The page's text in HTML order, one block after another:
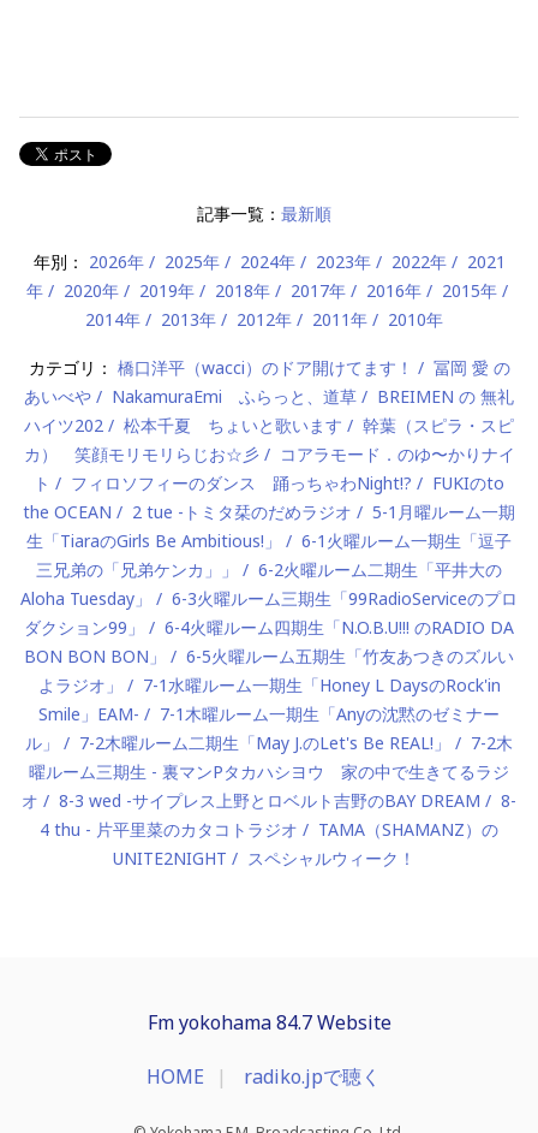
記事一覧： 最新順
年別： 2026年 2025年 2024年 2023年 2022年
2021
年
2020年 2019年 2018年 2017年 2016年
2015年
2014年
2013年 2012年 2011年 2010年
カテゴリ： 橋口洋平（wacci）のドア開けてます！
冨岡 愛 の
あいべや
NakamuraEmi ふらっと、道草
BREIMEN の 無礼
ハイツ202
松本千夏 ちょいと歌います
幹葉（スピラ・スピ
カ） 笑顔モリモリらじお☆彡
コアラモード．のゆ〜かりナイ
ト
フィロソフィーのダンス 踊っちゃわNight!?
FUKIのto
the OCEAN
2 tue -トミタ栞のだめラジオ
5-1月曜ルーム一期
生「TiaraのGirls Be Ambitious!」
6-1火曜ルーム一期生「逗子
三兄弟の「兄弟ケンカ」」
6-2火曜ルーム二期生「平井大の
Aloha Tuesday」
6-3火曜ルーム三期生「99RadioServiceのプロ
ダクション99」
6-4火曜ルーム四期生「N.O.B.U!!! のRADIO DA
BON BON BON」
6-5火曜ルーム五期生「竹友あつきのズルい
よラジオ」
7-1水曜ルーム一期生「Honey L DaysのRock'in
Smile」EAM-
7-1木曜ルーム一期生「Anyの沈黙のゼミナー
ル」
7-2木曜ルーム二期生「May J.のLet's Be REAL!」
7-2木
曜ルーム三期生 - 裏マンPタカハシヨウ 家の中で生きてるラジ
オ
8-3 wed -サイプレス上野とロベルト吉野のBAY DREAM
8-
4 thu - 片平里菜のカタコトラジオ
TAMA（SHAMANZ）の
UNITE2NIGHT
スペシャルウィーク！
Fm yokohama 84.7 Website
HOME radiko.jpで聴く